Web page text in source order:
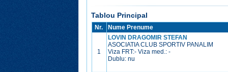
Tablou Principal
Nr. Nume Prenume
1
LOVIN DRAGOMIR STEFAN
ASOCIATIA CLUB SPORTIV PANALIM
Viza FRT:- Viza med.:-
Dublu: nu